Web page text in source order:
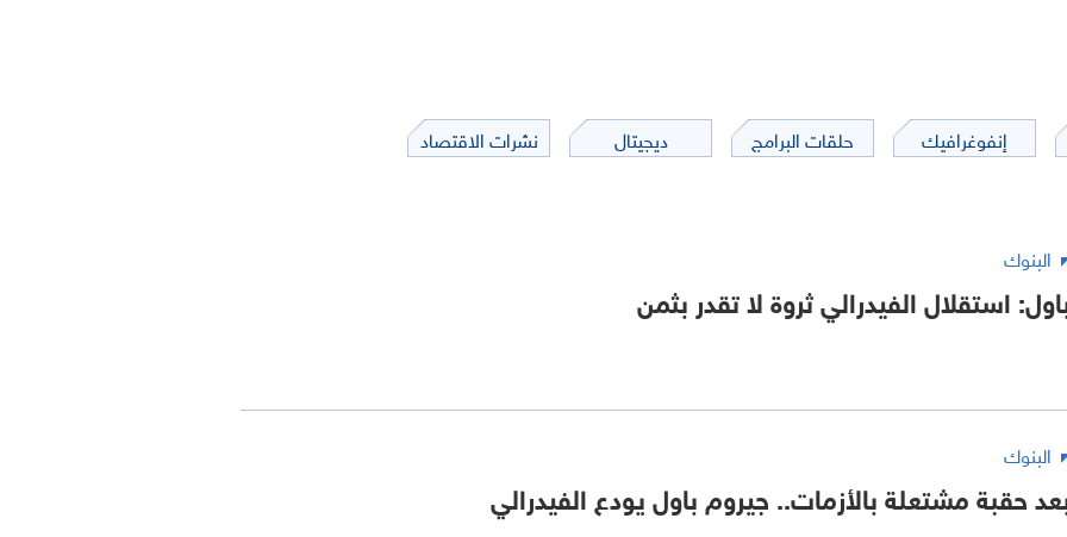
إنفوغرافيك حلقات البرامج ديجيتال نشرات الاقتصاد
البنوك
استقلال الفيدرالي ثروة لا تقدر بثمن
البنوك
حقبة مشتعلة بالأزمات.. جيروم باول يودع الفيدرالي